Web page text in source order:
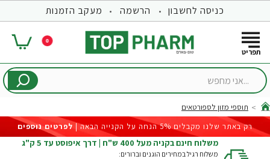
כניסה לחשבון הרשמה מעקב הזמנות
0
...אני
home
תוספי מזון לספורטאים
רק באתר שלנו מקבלים 5% הנחה על הקנייה הבאה |
לפרטים נוספים
משלוח חינם בקניה מעל 400 ש"ח | דרך איפוסט עד 5 ק"ג
משלוח רגיל במחירים הוגנים וברורים: